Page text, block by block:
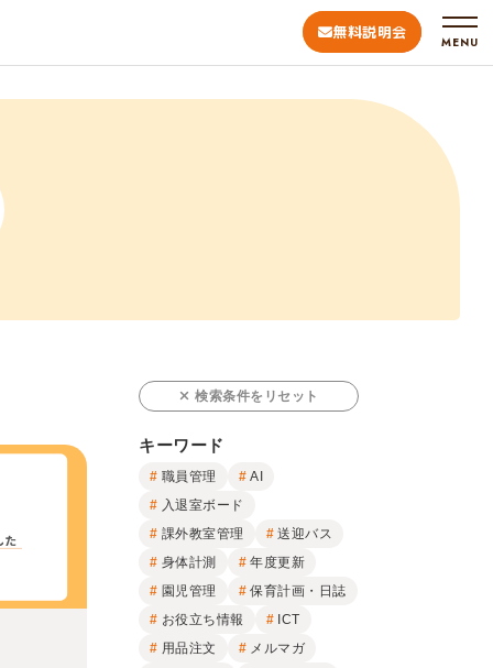
無料説明会
MENU
検索条件をリセット
キーワード
職員管理
AI
入退室ボード
課外教室管理
送迎バス
身体計測
年度更新
園児管理
保育計画・日誌
お役立ち情報
ICT
用品注文
メルマガ